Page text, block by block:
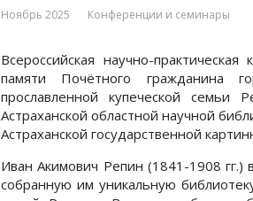
Ноябрь 2025 Конференции и семинары
Всероссийская научно-
памяти Почётного гражданина
прославленной купеческой семьи
Астраханской областной научной
Астраханской государственной
Иван Акимович Репин (1841-1908
собранную им уникальную